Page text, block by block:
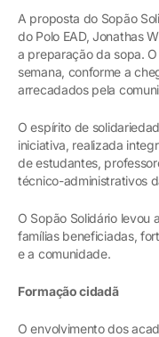
A proposta do Sopão
do Polo EAD, Jonathas
a preparação da sopa.
semana, conforme a
arrecadados pela
O espírito de
iniciativa, realizada
de estudantes,
técnico-administrativos
O Sopão Solidário levou
famílias beneficiadas,
e a comunidade.
Formação cidadã
O envolvimento dos